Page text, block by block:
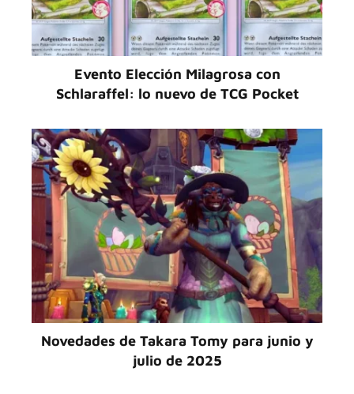
Evento Elección Milagrosa con
Schlaraffel: lo nuevo de TCG Pocket
Novedades de Takara Tomy para junio y
julio de 2025